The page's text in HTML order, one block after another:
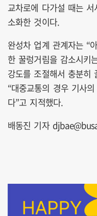
교차로에 다가설 때는
소화한 것이다.
완성차 업계 관계자는 “
한 꿀렁거림을 감소시키
강도를 조절해서 충분히
“대중교통의 경우 기사
다”고 지적했다.
배동진 기자